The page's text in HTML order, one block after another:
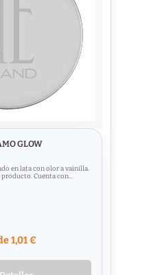
GLOW
en lata con olor a vainilla.
producto. Cuenta con...
1,01 €